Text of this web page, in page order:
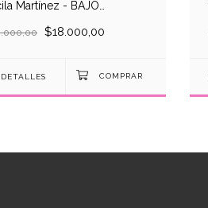
Martínez - BAJO
$18.000,00
DETALLES